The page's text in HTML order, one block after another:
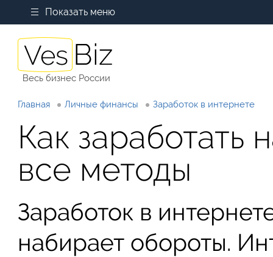
Показать меню
Весь бизнес России
Главная Личные финансы Заработок в интернете
Как заработать
все методы
Заработок в
набирает обороты.